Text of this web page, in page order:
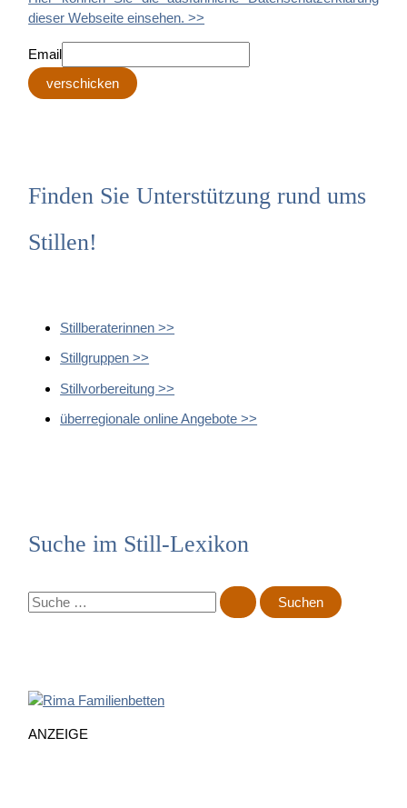
dieser Webseite einsehen. >>
Email
verschicken
Finden Sie Unterstützung rund ums
Stillen!
Stillberaterinnen >>
Stillgruppen >>
Stillvorbereitung >>
überregionale online Angebote >>
Suche im Still-Lexikon
S
u
n
a
ANZEIGE